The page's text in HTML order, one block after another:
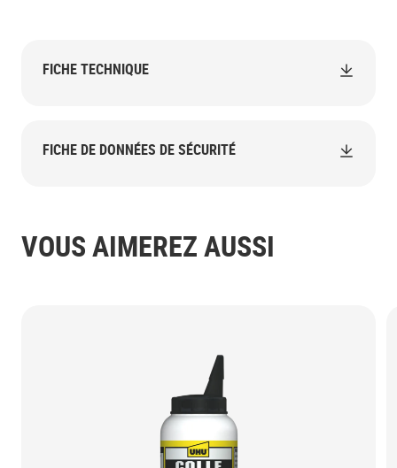
FICHE TECHNIQUE
FICHE DE DONNÉES DE SÉCURITÉ
VOUS AIMEREZ AUSSI